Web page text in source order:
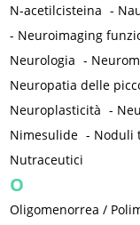
N-acetilcisteina -
- Neuroimaging
Neurologia -
Neuropatia delle
Neuroplasticità -
Nimesulide - Noduli
Nutraceutici
O
Oligomenorrea /